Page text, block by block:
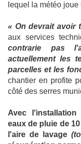
lequel la météo
« On devrait avoir
aux services
contrarie pas
actuellement les
parcelles et les
chantier en profite
côté des serres
Avec
eaux de pluie de
l'aire de lavage